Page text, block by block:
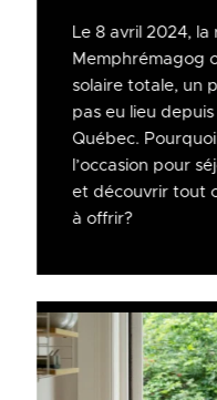
Le 8 avril 2024, la
Memphrémagog
solaire totale, un
pas eu lieu
Québec.
l’occasion pour
et découvrir tout
à offrir?